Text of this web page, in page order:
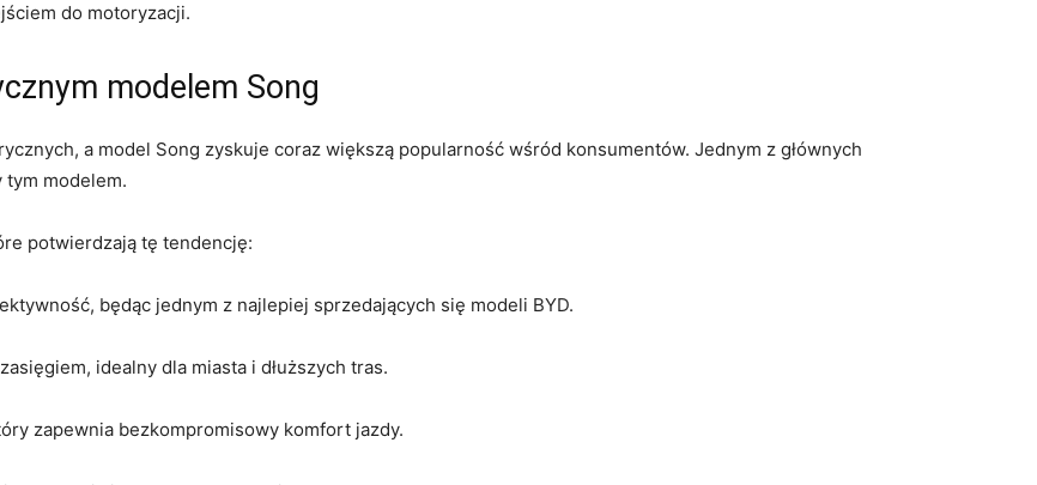
do motoryzacji.
modelem ⁢Song
a model Song zyskuje coraz większą popularność wśród konsumentów. Jednym z głównych
modelem.
potwierdzają tę tendencję:
będąc jednym z najlepiej sprzedających ​się modeli BYD.
‍idealny dla ‍miasta i dłuższych tras.
zapewnia bezkompromisowy komfort jazdy.